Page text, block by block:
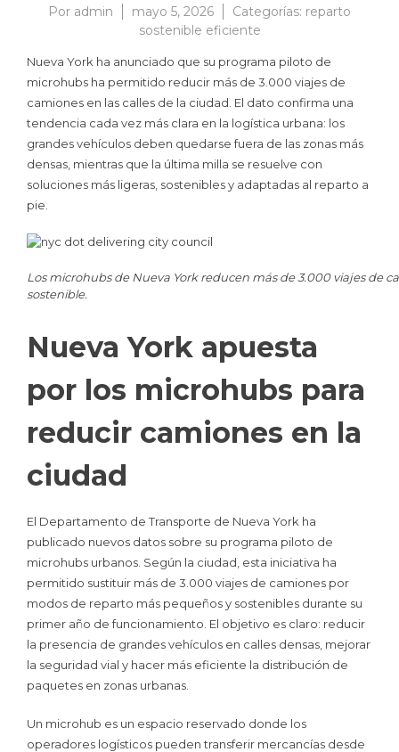
Por admin mayo 5, 2026 Categorías: reparto
sostenible eficiente
Nueva York ha anunciado que su programa piloto de
microhubs ha permitido reducir más de 3.000 viajes de
camiones en las calles de la ciudad. El dato confirma una
tendencia cada vez más clara en la logística urbana: los
grandes vehículos deben quedarse fuera de las zonas más
densas, mientras que la última milla se resuelve con
soluciones más ligeras, sostenibles y adaptadas al reparto a
pie.
Los microhubs de Nueva York reducen más de 3.000 viajes de
sostenible.
Nueva York apuesta
por los microhubs para
reducir camiones en la
ciudad
El Departamento de Transporte de Nueva York ha
publicado nuevos datos sobre su programa piloto de
microhubs urbanos. Según la ciudad, esta iniciativa ha
permitido sustituir más de 3.000 viajes de camiones por
modos de reparto más pequeños y sostenibles durante su
primer año de funcionamiento. El objetivo es claro: reducir
la presencia de grandes vehículos en calles densas, mejorar
la seguridad vial y hacer más eficiente la distribución de
paquetes en zonas urbanas.
Un microhub es un espacio reservado donde los
operadores logísticos pueden transferir mercancías desde